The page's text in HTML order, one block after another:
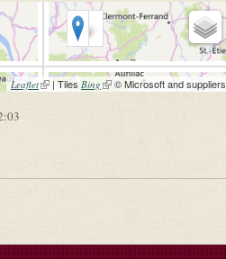
Leaflet(link is external)
| Tiles Bing (link is external)
© Microsoft and suppliers